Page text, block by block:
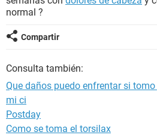
GLOSARIO
normal ?
Compartir
Consulta también:
Que daños puedo enfrentar si
mi ci
Postday
Como se toma el torsilax